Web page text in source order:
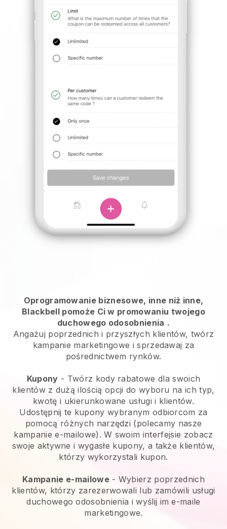
Oprogramowanie biznesowe, inne niż inne,
Blackbell pomoże Ci w promowaniu twojego
duchowego odosobnienia .
Angażuj poprzednich i przyszłych klientów, twórz
kampanie marketingowe i sprzedawaj za
pośrednictwem rynków.
Kupony - Twórz kody rabatowe dla swoich
klientów z dużą ilością opcji do wyboru na ich typ,
kwotę i ukierunkowane usługi i klientów.
Udostępnij te kupony wybranym odbiorcom za
pomocą różnych narzędzi (polecamy nasze
kampanie e-mailowe). W swoim interfejsie zobacz
swoje aktywne i wygasłe kupony, a także klientów,
którzy wykorzystali kupon.
Kampanie e-mailowe- Wybierz poprzednich
klientów, którzy zarezerwowali lub zamówili usługi
duchowego odosobnienia i wyślij im e-maile
marketingowe.